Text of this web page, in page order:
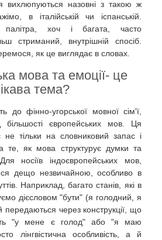
вихлюпуються назовні з такою ж
в італійській чи іспанській.
палітра, хоч і багата, часто
стриманий, внутрішній спосіб.
як це виглядає в словах.
мова та емоції- це
тема?
до фінно-угорської мовної сім'ї,
більшості європейських мов. Ця
не тільки на словниковий запас і
те, як мова структурує думки та
носіїв індоєвропейських мов,
дещо незвичайною, особливо в
Наприклад, багато станів, які в
дієсловом "бути" (я голодний, я
передаються через конструкції, що
"у мене є голод" або "я маю
лінгвістична особливість, а й